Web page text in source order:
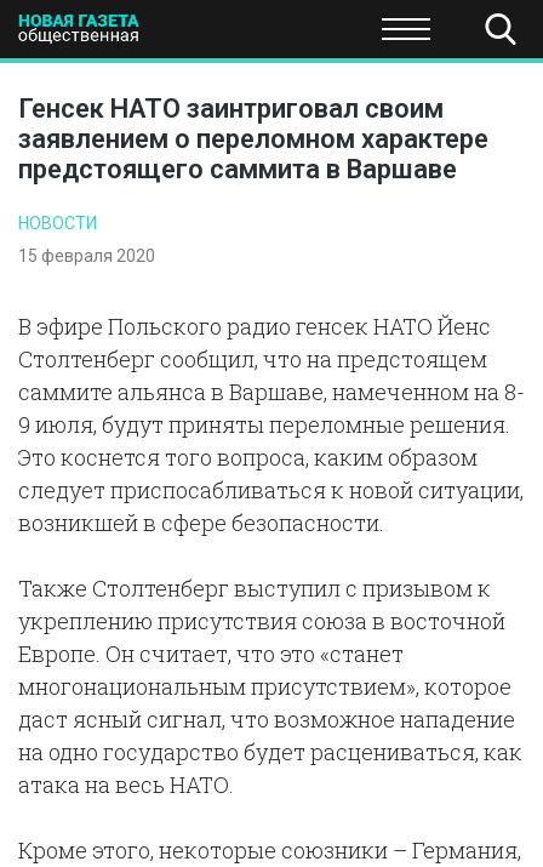
ПОЛИТИКА ЭКОНОМИКА НАУКА И
Генсек НАТО заинтриговал своим
заявлением о переломном характере
предстоящего саммита в Варшаве
НОВОСТИ
15 февраля 2020
В эфире Польского радио генсек НАТО Йенс
Столтенберг сообщил, что на предстоящем
саммите альянса в Варшаве, намеченном на 8-
9 июля, будут приняты переломные решения.
Это коснется того вопроса, каким образом
следует приспосабливаться к новой ситуации,
возникшей в сфере безопасности.
Также Столтенберг выступил с призывом к
укреплению присутствия союза в восточной
Европе. Он считает, что это «станет
многонациональным присутствием», которое
даст ясный сигнал, что возможное нападение
на одно государство будет расцениваться, как
атака на весь НАТО.
Кроме этого, некоторые союзники – Германия,